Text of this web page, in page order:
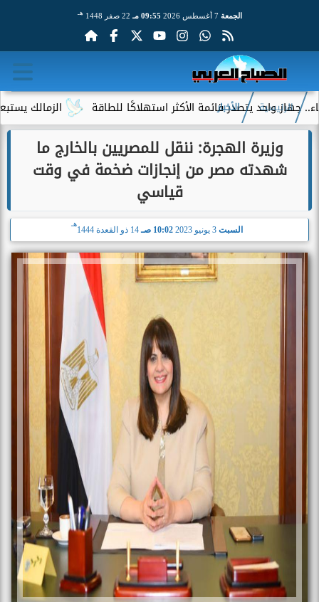
الجمعة 7 أغسطس 2026 09:55 مـ 22 صفر 1448 هـ
الزمالك يستبعد 4 لاعبين شباب من حساباته في الموسم الجديد قائمة الأكثر استهلاكًا للطاقة
الرئيسية الأخبار
وزيرة الهجرة: ننقل للمصريين بالخارج ما
شهدته مصر من إنجازات ضخمة في وقت
قياسي
السبت 3 يونيو 2023 10:02 صـ 14 ذو القعدة 1444
هـ